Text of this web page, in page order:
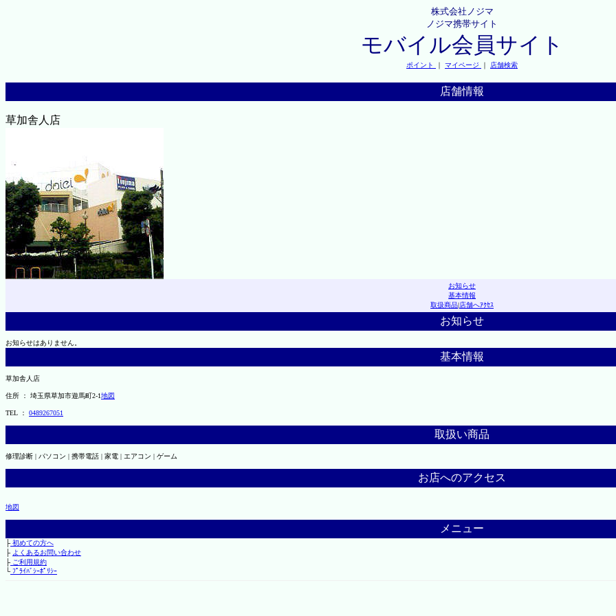
株式会社ノジマ
ノジマ携帯サイト
モバイル会員サイト
ポイント ｜ マイページ ｜ 店舗検索
店舗情報
草加舎人店
お知らせ
基本情報
取扱商品|店舗へｱｸｾｽ
お知らせ
お知らせはありません。
基本情報
草加舎人店
住所 ： 埼玉県草加市遊馬町2-1地図
TEL ： 0489267051
取扱い商品
修理診断 | パソコン | 携帯電話 | 家電 | エアコン | ゲーム
お店へのアクセス
地図
メニュー
├初めての方へ
├ よくあるお問い合わせ
├ご利用規約
└ﾌﾟﾗｲﾊﾞｼｰﾎﾟﾘｼｰ